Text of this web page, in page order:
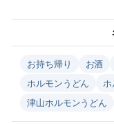
お持ち帰り お酒
ホルモンうどん
津山ホルモンうどん